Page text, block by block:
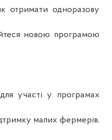
отримати одноразову
новою програмою
участі у програмах
малих фермерів,